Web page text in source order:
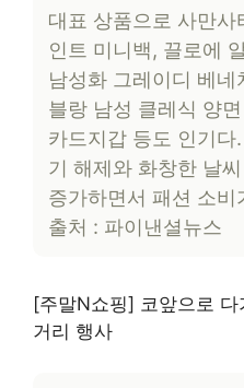
대표 상품으로 사만
인트 미니백, 끌로에
남성화 그레이디 베
블랑 남성 클레식 양
카드지갑 등도 인기다
기 해제와 화창한 날
증가하면서 패션 소
출처 : 파이낸셜뉴스
[주말N쇼핑] 코앞으로
거리 행사